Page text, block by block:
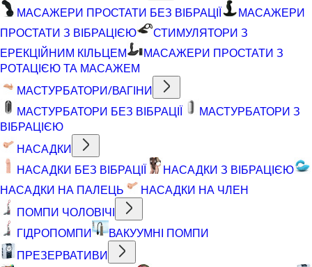
МАСАЖЕРИ ПРОСТАТИ БЕЗ ВІБРАЦІЇ
МАСАЖЕРИ
ПРОСТАТИ З ВІБРАЦІЄЮ
СТИМУЛЯТОРИ З
ЕРЕКЦІЙНИМ КІЛЬЦЕМ
МАСАЖЕРИ ПРОСТАТИ З
РОТАЦІЄЮ ТА МАСАЖЕМ
МАСТУРБАТОРИ/ВАГІНИ
МАСТУРБАТОРИ БЕЗ ВІБРАЦІЇ
МАСТУРБАТОРИ З
ВІБРАЦІЄЮ
НАСАДКИ
НАСАДКИ БЕЗ ВІБРАЦІЇ
НАСАДКИ З ВІБРАЦІЄЮ
НАСАДКИ НА ПАЛЕЦЬ
НАСАДКИ НА ЧЛЕН
ПОМПИ ЧОЛОВІЧІ
ГІДРОПОМПИ
ВАКУУМНІ ПОМПИ
ПРЕЗЕРВАТИВИ